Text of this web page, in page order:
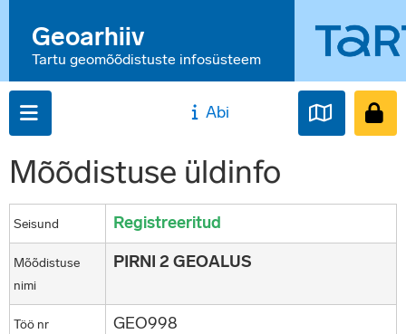
Geoarhiiv
Tartu geomõõdistuste infosüsteem
Abi
Mõõdistuse üldinfo
Seisund Registreeritud
Mõõdistuse
nimi
PIRNI 2 GEOALUS
Töö nr GEO998